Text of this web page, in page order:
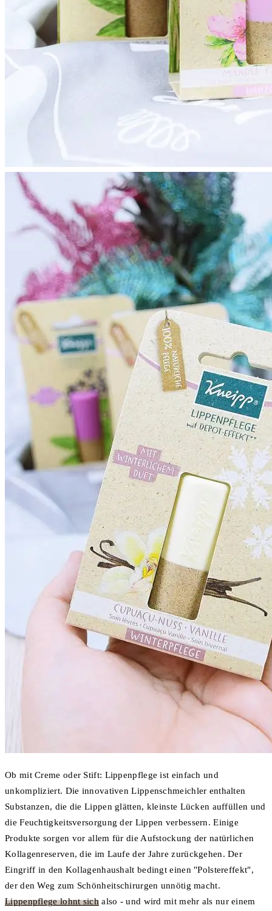
Ob mit Creme oder Stift: Lippenpflege ist einfach und
unkompliziert. Die innovativen Lippenschmeichler enthalten
Substanzen, die die Lippen glätten, kleinste Lücken auffüllen und
die Feuchtigkeitsversorgung der Lippen verbessern. Einige
Produkte sorgen vor allem für die Aufstockung der natürlichen
Kollagenreserven, die im Laufe der Jahre zurückgehen. Der
Eingriff in den Kollagenhaushalt bedingt einen "Polstereffekt",
der den Weg zum Schönheitschirurgen unnötig macht.
Lippenpflege lohnt sichalso - und wird mit mehr als nur einem